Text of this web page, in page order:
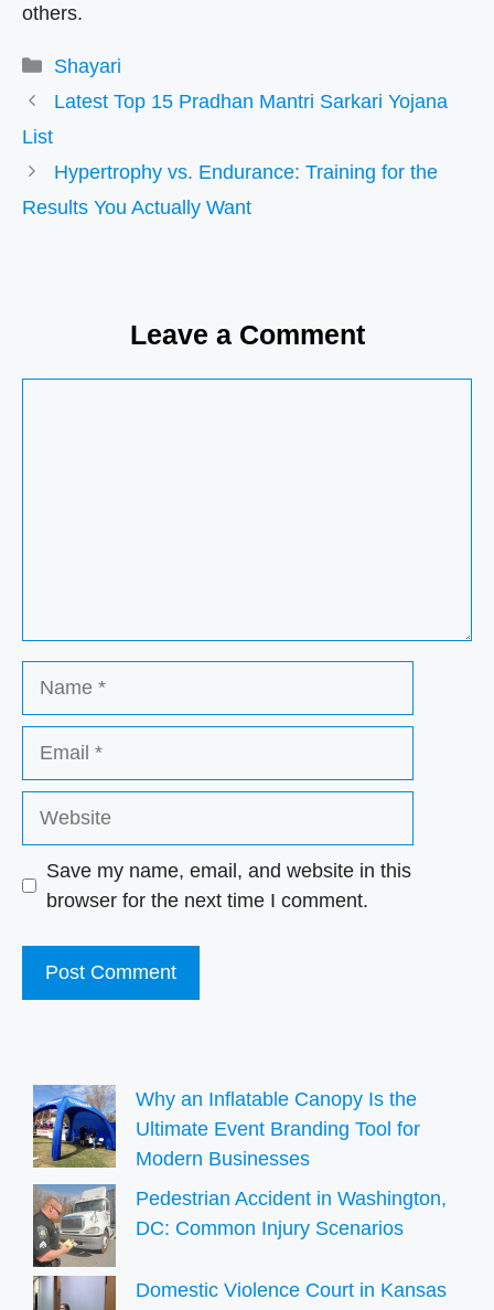
others.
Categories
Shayari
Latest Top 15 Pradhan Mantri Sarkari Yojana
List
Hypertrophy vs. Endurance: Training for the
Results You Actually Want
Leave a Comment
Save my name, email, and website in this
browser for the next time I comment.
Why an Inflatable Canopy Is the
Ultimate Event Branding Tool for
Modern Businesses
Pedestrian Accident in Washington,
DC: Common Injury Scenarios
Domestic Violence Court in Kansas